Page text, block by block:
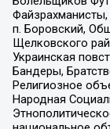
Файзрахманисты,
п. Боровский,
Щелковского
Украинская
Бандеры,
Религиозное
Народная